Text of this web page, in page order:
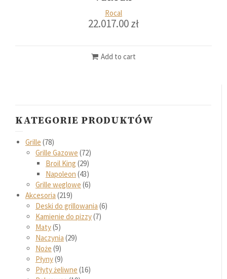
Rocal
22.017.00zł
Add to cart
KATEGORIE PRODUKTÓW
Grille 78
Grille Gazowe 72
Broil King 29
Napoleon 43
Grille węglowe 6
Akcesoria 219
Deski do grillowania 6
Kamienie do pizzy 7
Maty 5
Naczynia 29
Noże 9
Płyny 9
Płyty żeliwne 16